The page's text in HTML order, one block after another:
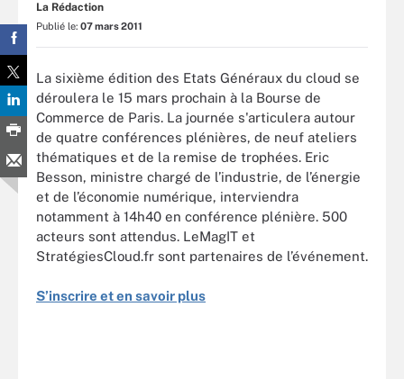
La Rédaction
Publié le: 07 mars 2011
La sixième édition des Etats Généraux du cloud se
déroulera le 15 mars prochain à la Bourse de
Commerce de Paris. La journée s'articulera autour
de quatre conférences plénières, de neuf ateliers
thématiques et de la remise de trophées. Eric
Besson, ministre chargé de l’industrie, de l’énergie
et de l’économie numérique, interviendra
notamment à 14h40 en conférence plénière. 500
acteurs sont attendus. LeMagIT et
StratégiesCloud.fr sont partenaires de l’événement.
S’inscrire et en savoir plus